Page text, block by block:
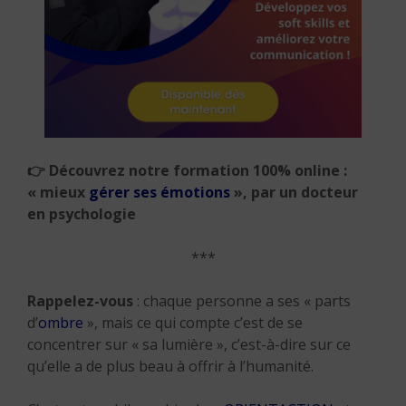
👉 Découvrez notre formation 100% online :
« mieux gérer ses émotions », par un docteur
en psychologie
***
Rappelez-vous : chaque personne a ses « parts
d’ombre », mais ce qui compte c’est de se
concentrer sur « sa lumière », c’est-à-dire sur ce
qu’elle a de plus beau à offrir à l’humanité.